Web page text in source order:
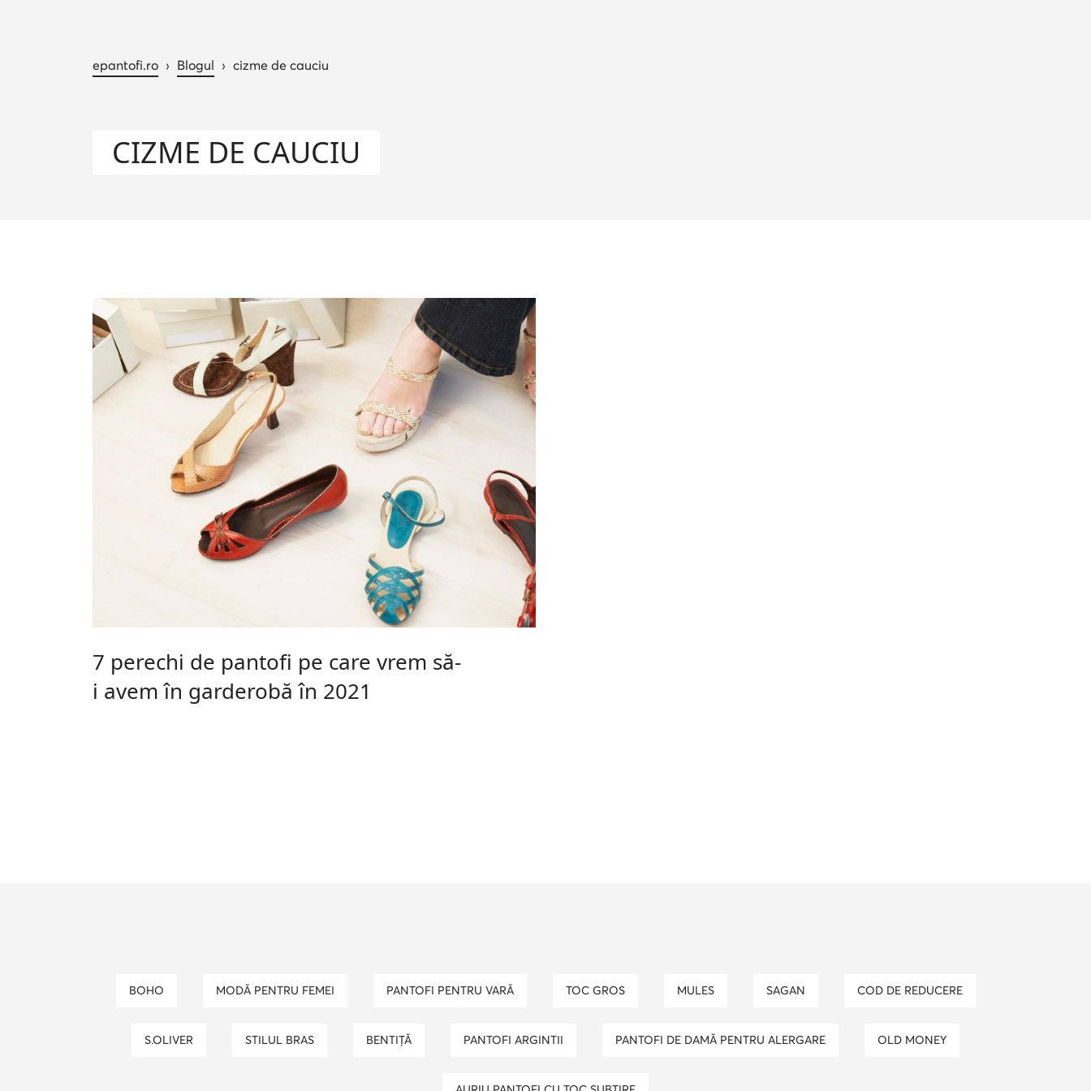
epantofi.ro › Blogul › cizme de cauciu
CIZME DE CAUCIU
7 perechi de pantofi pe care vrem să-
i avem în garderobă în 2021
BOHO MODĂ PENTRU FEMEI PANTOFI PENTRU VARĂ TOC GROS MULES SAGAN COD DE REDUCERE
S.OLIVER STILUL BRAS BENTIȚĂ PANTOFI ARGINTII PANTOFI DE DAMĂ PENTRU ALERGARE OLD MONEY